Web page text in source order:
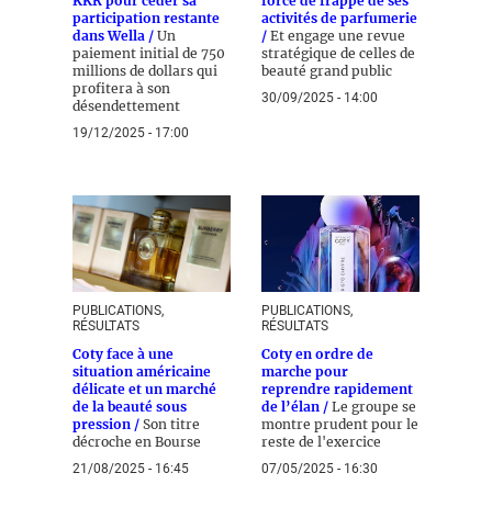
participation restante
dans Wella / Un
paiement initial de 750
millions de dollars qui
profitera à son
désendettement
19/12/2025 - 17:00
activités de parfumerie
/ Et engage une revue
stratégique de celles de
beauté grand public
30/09/2025 - 14:00
PUBLICATIONS,
RÉSULTATS
Coty face à une
situation américaine
délicate et un marché
de la beauté sous
pression / Son titre
décroche en Bourse
21/08/2025 - 16:45
PUBLICATIONS,
RÉSULTATS
Coty en ordre de
marche pour
reprendre rapidement
de l’élan / Le groupe se
montre prudent pour le
reste de l'exercice
07/05/2025 - 16:30